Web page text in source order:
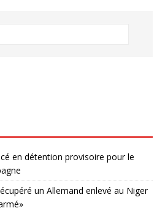
en détention provisoire pour le
un Allemand enlevé au Niger